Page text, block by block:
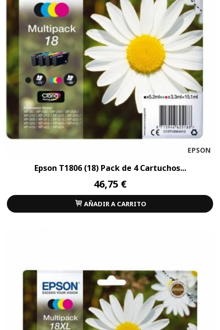
EPSON
Epson T1806 (18) Pack de 4 Cartuchos...
46,75 €
AÑADIR A CARRITO